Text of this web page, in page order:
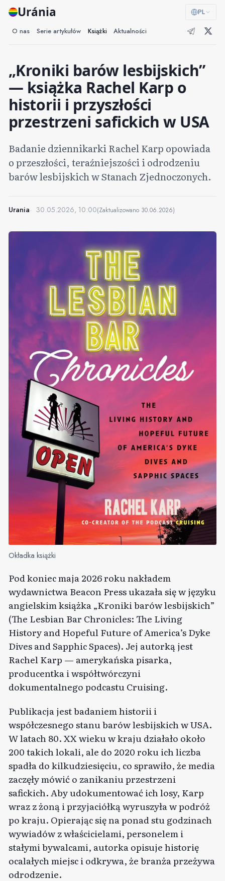
Uránia PL
O nas Serie artykułów Książki Aktualności
„Kroniki barów lesbijskich”
— książka Rachel Karp o
historii i przyszłości
przestrzeni safickich w USA
Badanie dziennikarki Rachel Karp opowiada
o przeszłości, teraźniejszości i odrodzeniu
barów lesbijskich w Stanach Zjednoczonych.
Urania 30.05.2026, 10:00(Zaktualizowano 30.06.2026)
Okładka książki
Pod koniec maja 2026 roku nakładem
wydawnictwa Beacon Press ukazała się w języku
angielskim książka „Kroniki barów lesbijskich”
(The Lesbian Bar Chronicles: The Living
History and Hopeful Future of America’s Dyke
Dives and Sapphic Spaces). Jej autorką jest
Rachel Karp — amerykańska pisarka,
producentka i współtwórczyni
dokumentalnego podcastu Cruising.
Publikacja jest badaniem historii i
współczesnego stanu barów lesbijskich w USA.
W latach 80. XX wieku w kraju działało około
200 takich lokali, ale do 2020 roku ich liczba
spadła do kilkudziesięciu, co sprawiło, że media
zaczęły mówić o zanikaniu przestrzeni
safickich. Aby udokumentować ich losy, Karp
wraz z żoną i przyjaciółką wyruszyła w podróż
po kraju. Opierając się na ponad stu godzinach
wywiadów z właścicielami, personelem i
stałymi bywalcami, autorka opisuje historię
ocalałych miejsc i odkrywa, że branża przeżywa
odrodzenie.